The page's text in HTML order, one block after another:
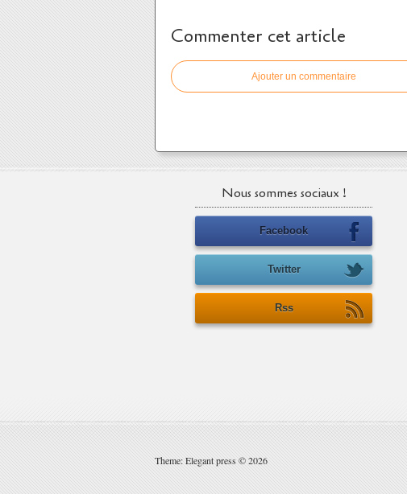
Commenter cet article
Ajouter un commentaire
Nous sommes sociaux !
Facebook
Twitter
Rss
Theme: Elegant press © 2026